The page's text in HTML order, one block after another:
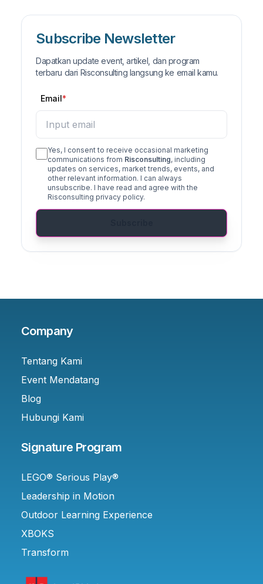
Subscribe Newsletter
Dapatkan update event, artikel, dan program
terbaru dari Risconsulting langsung ke email kamu.
Email
Yes, I consent to receive occasional marketing
communications from Risconsulting, including
updates on services, market trends, events, and
other relevant information. I can always
unsubscribe. I have read and agree with the
Risconsulting privacy policy.
Company
Tentang Kami
Event Mendatang
Blog
Hubungi Kami
Signature Program
LEGO® Serious Play®
Leadership in Motion
Outdoor Learning Experience
XBOKS
Transform